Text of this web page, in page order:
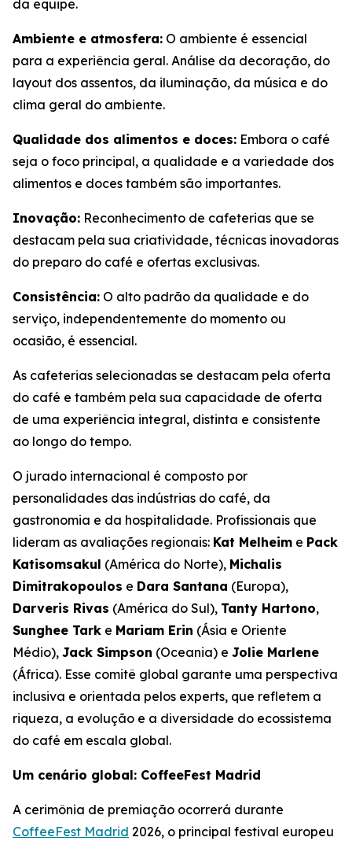
da equipe.
Ambiente e atmosfera: O ambiente é essencial
para a experiência geral. Análise da decoração, do
layout dos assentos, da iluminação, da música e do
clima geral do ambiente.
Qualidade dos alimentos e doces: Embora o café
seja o foco principal, a qualidade e a variedade dos
alimentos e doces também são importantes.
Inovação: Reconhecimento de cafeterias que se
destacam pela sua criatividade, técnicas inovadoras
do preparo do café e ofertas exclusivas.
Consistência: O alto padrão da qualidade e do
serviço, independentemente do momento ou
ocasião, é essencial.
As cafeterias selecionadas se destacam pela oferta
do café e também pela sua capacidade de oferta
de uma experiência integral, distinta e consistente
ao longo do tempo.
O jurado internacional é composto por
personalidades das indústrias do café, da
gastronomia e da hospitalidade. Profissionais que
lideram as avaliações regionais: Kat Melheim e Pack
Katisomsakul (América do Norte), Michalis
Dimitrakopoulos e Dara Santana (Europa),
Darveris Rivas (América do Sul), Tanty Hartono,
Sunghee Tark e Mariam Erin (Ásia e Oriente
Médio), Jack Simpson (Oceania) e Jolie Marlene
(África). Esse comitê global garante uma perspectiva
inclusiva e orientada pelos experts, que refletem a
riqueza, a evolução e a diversidade do ecossistema
do café em escala global.
Um cenário global: CoffeeFest Madrid
A cerimônia de premiação ocorrerá durante
CoffeeFest Madrid 2026, o principal festival europeu